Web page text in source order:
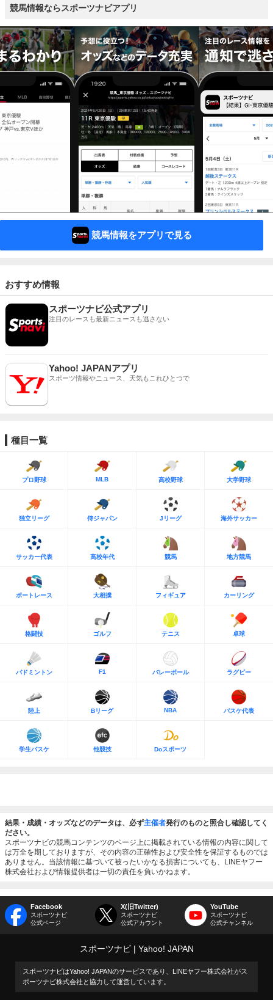
競馬情報ならスポーツナビアプリ
競馬情報をアプリで見る
おすすめ情報
スポーツナビ公式アプリ
注目のレースも最新ニュースも逃さない
Yahoo! JAPANアプリ
スポーツ情報やニュース、天気もこれひとつで
種目一覧
プロ野球 MLB 高校野球 大学野球
独立リーグ 侍ジャパン Jリーグ 海外サッカー
サッカー代表 高校年代 競馬 地方競馬
ボートレース 大相撲 フィギュア カーリング
格闘技 ゴルフ テニス 卓球
バドミントン F1 バレーボール ラグビー
陸上 Bリーグ NBA バスケ代表
学生バスケ 他競技 Doスポーツ
結果・成績・オッズなどのデータは、必ず主催者発行のものと照合し確認してく
ださい。
スポーツナビの競馬コンテンツのページ上に掲載されている情報の内容に関して
は万全を期しておりますが、その内容の正確性および安全性を保証するものでは
ありません。当該情報に基づいて被ったいかなる損害についても、LINEヤフー
株式会社および情報提供者は一切の責任を負いかねます。
Facebook
スポーツナビ
公式ページ
X(旧Twitter)
スポーツナビ
公式アカウント
YouTube
スポーツナビ
公式チャンネル
スポーツナビ Yahoo! JAPAN
スポーツナビはYahoo! JAPANのサービスであり、LINEヤフー株式会社がス
ポーツナビ株式会社と協力して運営しています。